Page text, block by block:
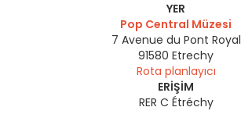
YER
Pop Central Müzesi
7 Avenue du Pont Royal
91580 Etrechy
Rota planlayıcı
ERIŞIM
RER C Étréchy